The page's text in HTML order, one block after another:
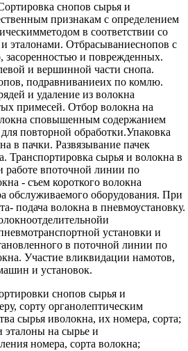
снопов сырья и
признакам с определением
в соответствии со
эталонами. Отбрасываниеснопов с
и поврежденных.
и вершинной части снопа.
подравниваниеих по комлю.
и удаление из волокна
примесей. Отбор волокна на
сповышенным содержанием
повторной обработки.Упаковка
в пачки. Развязывание пачек
Транспортировка сырья и волокна в
работе впоточной линии по
- съем короткого волокна
обслуживаемого оборудования. При
подача волокна в пневмоустановку.
установки и
в поточной линии по
Участие вликвидации намотов,
и установок.
снопов сырья и
сорту органолептическим
сырья иволокна, их номера, сорта;
эталоны на сырье и
номера, сорта волокна;